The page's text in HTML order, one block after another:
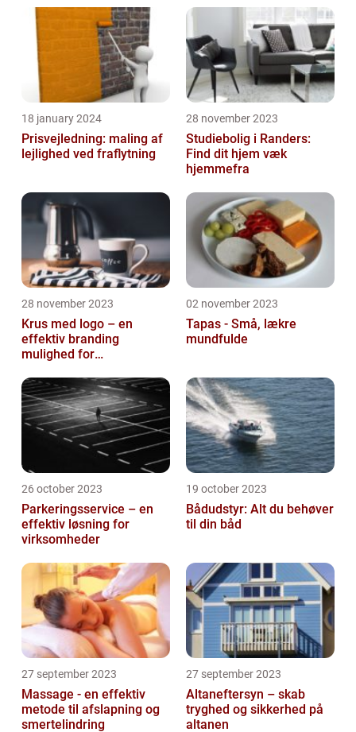
18 january 2024
Prisvejledning: maling af
lejlighed ved fraflytning
28 november 2023
Studiebolig i Randers:
Find dit hjem væk
hjemmefra
28 november 2023
Krus med logo – en
effektiv branding
mulighed for
02 november 2023
Tapas - Små, lækre
mundfulde
26 october 2023
Parkeringsservice – en
effektiv løsning for
virksomheder
19 october 2023
Bådudstyr: Alt du behøver
til din båd
27 september 2023
Massage - en effektiv
metode til afslapning og
smertelindring
27 september 2023
Altaneftersyn – skab
tryghed og sikkerhed på
altanen